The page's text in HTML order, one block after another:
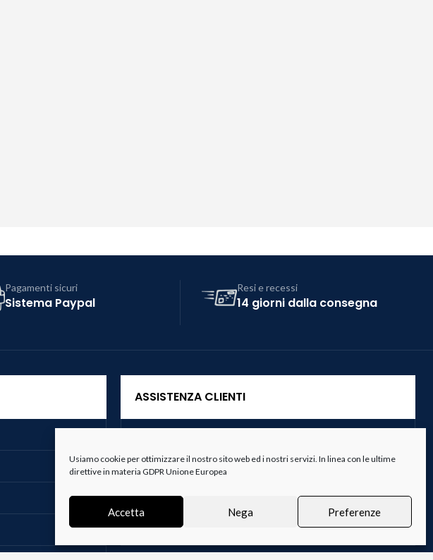
Usiamo cookie per ottimizzare il nostro sito web ed i nostri servizi. In linea con le ultime
direttive in materia GDPR Unione Europea
Accetta Nega Preferenze
Pagamenti sicuri
Sistema Paypal
Resi e recessi
14 giorni dalla consegna
ASSISTENZA CLIENTI
Spedizioni
Resi e Recessi
Termini e Condizioni